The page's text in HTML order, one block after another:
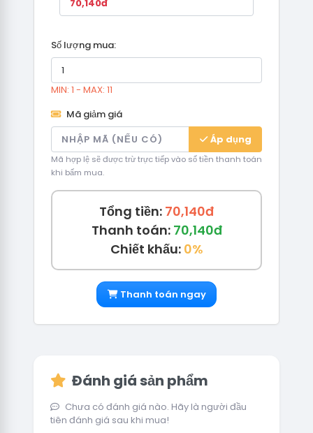
Số lượng mua:
MIN: 1 - MAX: 11
Mã giảm giá
Áp dụng
Mã hợp lệ sẽ được trừ trực tiếp vào số tiền thanh toán
khi bấm mua.
Tổng tiền: 70,140đ
Thanh toán: 70,140đ
Chiết khấu: 0%
Thanh toán ngay
Đánh giá sản phẩm
Chưa có đánh giá nào. Hãy là người đầu
tiên đánh giá sau khi mua!